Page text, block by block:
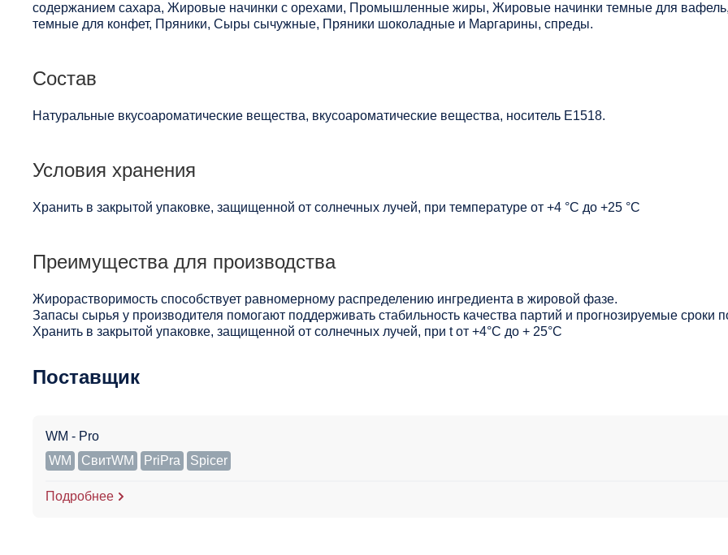
содержанием сахара, Жировые начинки с орехами, Промышленные жиры, Жировые начинки темные для
темные для конфет, Пряники, Сыры сычужные, Пряники шоколадные и Маргарины, спреды.
Состав
Натуральные вкусоароматические вещества, вкусоароматические вещества, носитель Е1518.
Условия хранения
Хранить в закрытой упаковке, защищенной от солнечных лучей, при температуре от +4 °C до +25 °C
Преимущества для производства
Жирорастворимость способствует равномерному распределению ингредиента в жировой фазе.
Запасы сырья у производителя помогают поддерживать стабильность качества партий и прогнозируемые сроки
Хранить в закрытой упаковке, защищенной от солнечных лучей, при t от +4°C до + 25°С
Поставщик
WM - Pro
WM
СвитWM PriPra Spicer
Подробнее